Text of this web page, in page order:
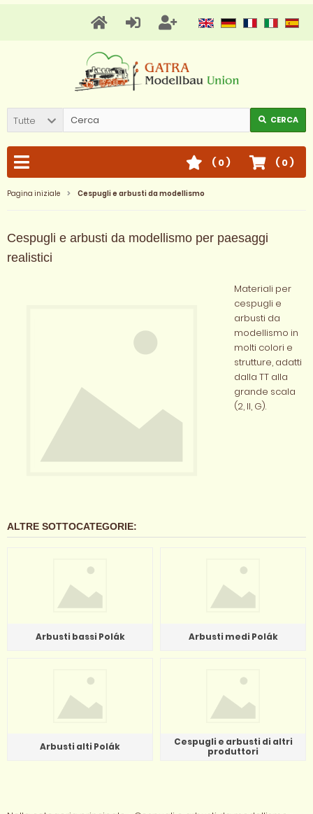
Tutte CERCA
( 0)
( 0)
Pagina iniziale Cespugli e arbusti da modellismo
Cespugli e arbusti da modellismo per paesaggi
realistici
Materiali per
cespugli e
arbusti da
modellismo in
molti colori e
strutture, adatti
dalla TT alla
grande scala
(2, II, G).
ALTRE SOTTOCATEGORIE:
Arbusti bassi Polák Arbusti medi Polák
Arbusti alti Polák
Cespugli e arbusti di altri
produttori